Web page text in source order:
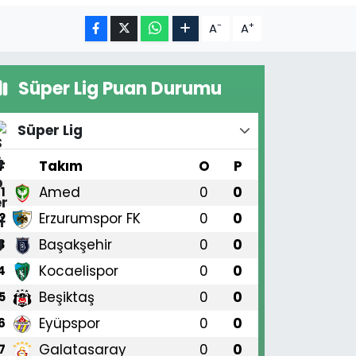
A- A+
Süper Lig Puan Durumu
Süper Lig
Takım O P
1 Amed 0 0
Erzurumspor FK 0 0
Başakşehir 0 0
Kocaelispor 0 0
Beşiktaş 0 0
Eyüpspor 0 0
Galatasaray 0 0